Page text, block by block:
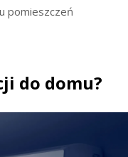
pomieszczeń
do domu?